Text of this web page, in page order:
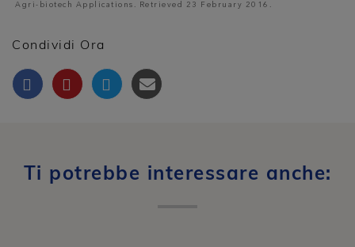
Agri-biotech Applications. Retrieved 23 February 2016.
Condividi Ora
Ti potrebbe interessare anche: